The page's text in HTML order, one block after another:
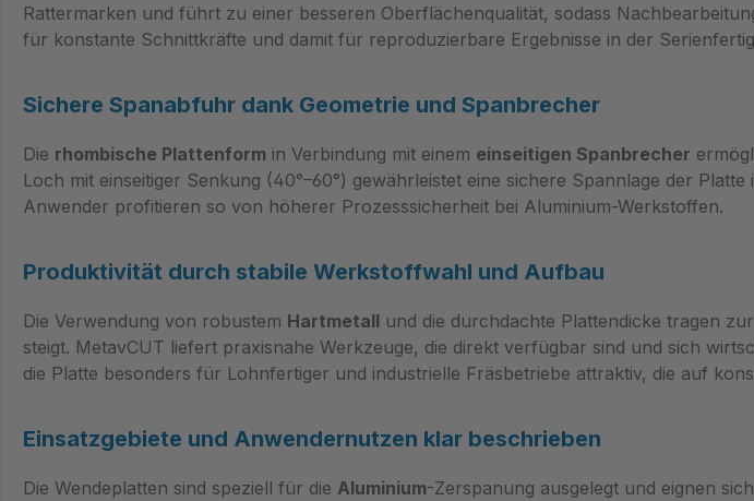
Rattermarken und führt zu einer besseren Oberflächenqualität, sodass
für konstante Schnittkräfte und damit für reproduzierbare Ergebnisse in der
Sichere Spanabfuhr dank Geometrie und Spanbrecher
Die rhombische Plattenform in Verbindung mit einem einseitigen Spanbrecher
Loch mit einseitiger Senkung (40°–60°) gewährleistet eine sichere Spannlage der
Anwender profitieren so von höherer Prozesssicherheit bei Aluminium-Werkstoffen.
Produktivität durch stabile Werkstoffwahl und Aufbau
Die Verwendung von robustem Hartmetall und die durchdachte Plattendicke tragen
steigt. MetavCUT liefert praxisnahe Werkzeuge, die direkt verfügbar sind und sich
die Platte besonders für Lohnfertiger und industrielle Fräsbetriebe attraktiv, die auf
Einsatzgebiete und Anwendernutzen klar beschrieben
Die Wendeplatten sind speziell für die Aluminium-Zerspanung ausgelegt und eignen